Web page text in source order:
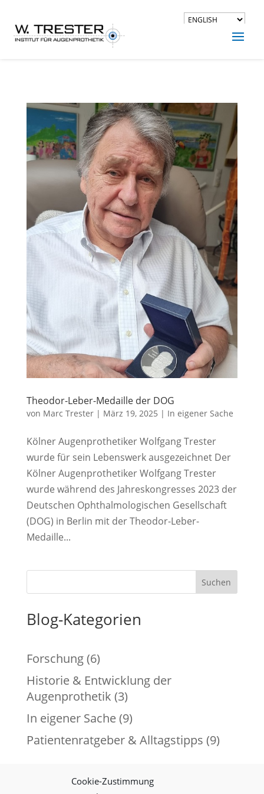
Cookie-Zustimmung
Theodor-Leber-Medaille der DOG
von Marc Trester| März 19, 2025 | In eigener Sache
Kölner Augenprothetiker Wolfgang Trester
wurde für sein Lebenswerk ausgezeichnet Der
Kölner Augenprothetiker Wolfgang Trester
wurde während des Jahreskongresses 2023 der
Deutschen Ophthalmologischen Gesellschaft
(DOG) in Berlin mit der Theodor-Leber-
Medaille...
Suchen
Blog-Kategorien
Forschung(6)
Historie & Entwicklung der
Augenprothetik (3)
In eigener Sache(9)
Patientenratgeber & Alltagstipps (9)